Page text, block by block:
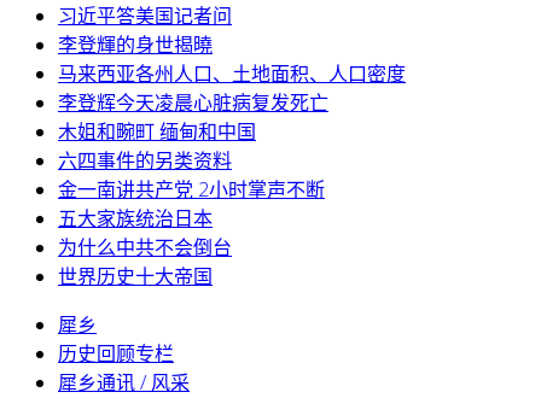
习近平答美国记者问
李登輝的身世揭曉
马来西亚各州人口、土地面积、人口密度
李登辉今天凌晨心脏病复发死亡
木姐和畹町 缅甸和中国
六四事件的另类资料
金一南讲共产党 2小时掌声不断
五大家族统治日本
为什么中共不会倒台
世界历史十大帝国
犀乡
历史回顾专栏
犀乡通讯 / 风采